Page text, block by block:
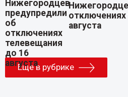
августа
Еще в рубрике